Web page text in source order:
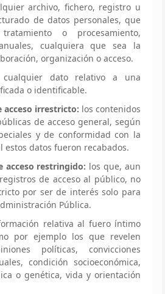
archivo, fichero, registro u
de datos personales, que
o procesamiento,
cualquiera que sea la
organización o acceso.
cualquier dato relativo a una
o identificable.
acceso irrestricto: los contenidos
de acceso general, según
y de conformidad con la
estos datos fueron recabados.
acceso restringido: los que, aun
de acceso al público, no
por ser de interés solo para
Pública.
relativa al fuero íntimo
por ejemplo los que revelen
políticas, convicciones
condición socioeconómica,
o genética, vida y orientación